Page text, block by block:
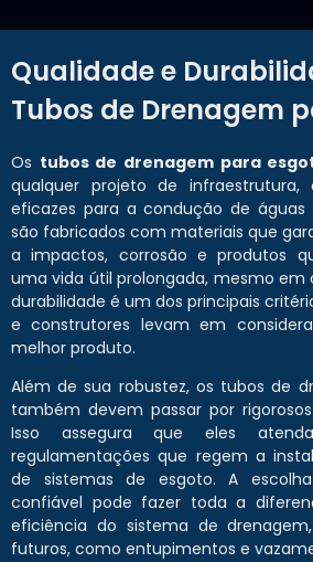
Qualidade e
Tubos de Drenagem
Os tubos de drenagem para
qualquer projeto de infraestrutura,
eficazes para a condução de águas
são fabricados com materiais que
a impactos, corrosão e produtos
uma vida útil prolongada, mesmo em
durabilidade é um dos principais
e construtores levam em
melhor produto.
Além de sua robustez, os tubos de
também devem passar por
Isso assegura que eles
regulamentações que regem a
de sistemas de esgoto. A
confiável pode fazer toda a
eficiência do sistema de
futuros, como entupimentos e